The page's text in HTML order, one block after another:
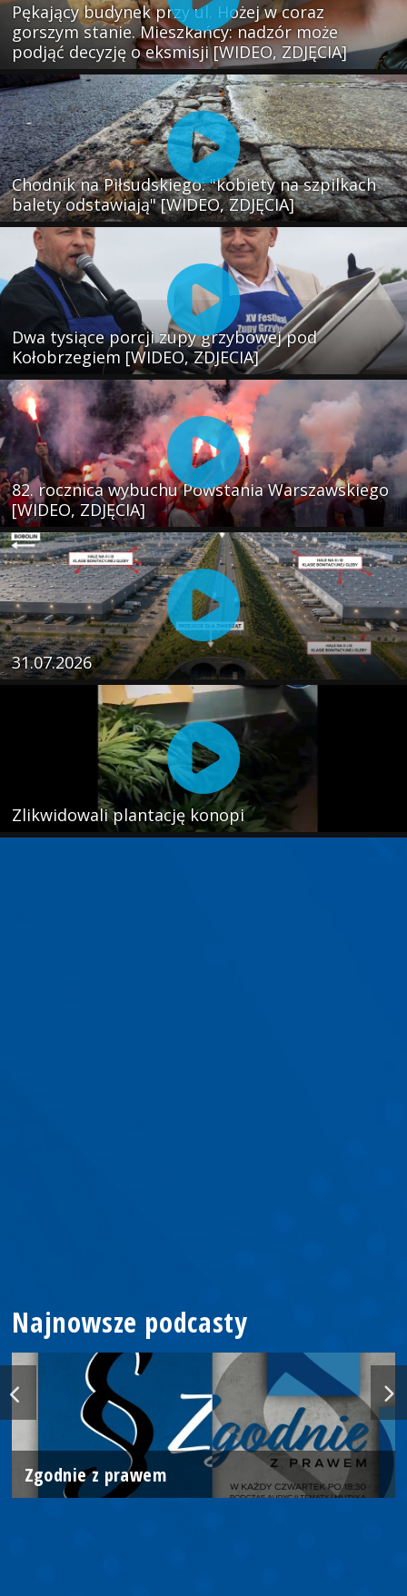
Pękający budynek przy ul. Hożej w coraz
gorszym stanie. Mieszkańcy: nadzór może
podjąć decyzję o eksmisji [WIDEO, ZDJĘCIA]
Chodnik na Piłsudskiego: "kobiety na szpilkach
balety odstawiają" [WIDEO, ZDJĘCIA]
Dwa tysiące porcji zupy grzybowej pod
Kołobrzegiem [WIDEO, ZDJECIA]
82. rocznica wybuchu Powstania Warszawskiego
[WIDEO, ZDJĘCIA]
31.07.2026
Zlikwidowali plantację konopi
Najnowsze podcasty
Zgodnie z prawem